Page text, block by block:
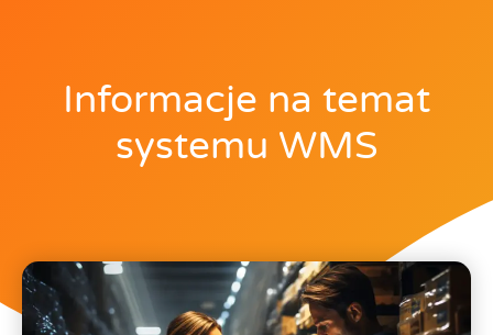
Informacje na temat
systemu WMS